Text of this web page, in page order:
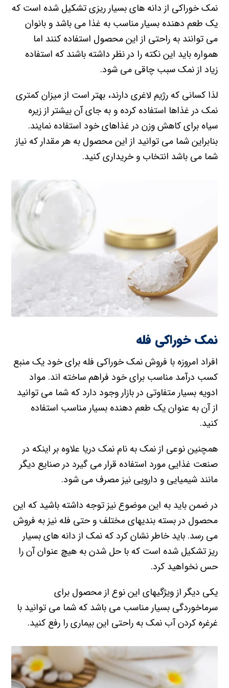
نمک خوراکی از دانه های بسیار ریزی تشکیل شده است که
یک طعم دهنده بسیار مناسب به غذا می باشد و بانوان
می توانند به راحتی از این محصول استفاده کنند اما
همواره باید این نکته را در نظر داشته باشند که استفاده
زیاد از نمک سبب چاقی می شود.
لذا کسانی که رژیم لاغری دارند، بهتر است از میزان کمتری
نمک در غذاها استفاده کرده و به جای آن بیشتر از زیره
سیاه برای کاهش وزن در غذاهای خود استفاده نمایند.
بنابراین شما می توانید از این محصول به هر مقدار که نیاز
شما می باشد انتخاب و خریداری کنید.
نمک خوراکی فله
افراد امروزه با فروش نمک خوراکی فله برای خود یک منبع
کسب درآمد مناسب برای خود فراهم ساخته اند. مواد
ادویه بسیار متفاوتی در بازار وجود دارد که شما می توانید
از آن به عنوان یک طعم دهنده بسیار مناسب استفاده
کنید.
همچنین نوعی از نمک به نام نمک دریا علاوه بر اینکه در
صنعت غذایی مورد استفاده قرار می گیرد در صنایع دیگر
مانند شیمیایی و دارویی نیز مصرف می شود.
در ضمن باید به این موضوع نیز توجه داشته باشید که این
محصول در بسته بندیهای مختلف و حتی فله نیز به فروش
می رسد. باید خاطر نشان کرد که نمک از دانه های بسیار
ریز تشکیل شده است که با حل شدن به هیچ عنوان آن را
حس نخواهید کرد.
یکی دیگر از ویژگیهای این نوع از محصول برای
سرماخوردگی بسیار مناسب می باشد که شما می توانید با
غرغره کردن آب نمک به راحتی این بیماری را رفع کنید.